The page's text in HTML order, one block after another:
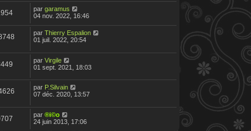
par garamus
04 nov. 2022, 16:46
par Thierry Espalion
01 juil. 2022, 20:54
par Virgile
01 sept. 2021, 18:03
par P.Silvain
07 déc. 2020, 13:57
par ®i©o
24 juin 2013, 17:06